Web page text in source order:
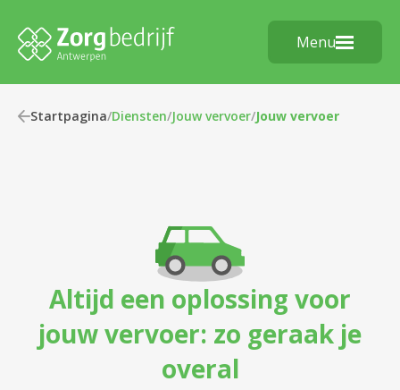
Menu
Startpagina/Diensten/Jouw vervoer/Jouw vervoer
Altijd een oplossing voor
jouw vervoer: zo geraak je
overal